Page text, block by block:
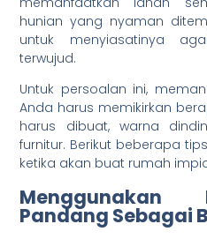
hunian yang nyaman
untuk menyiasatinya
terwujud.
Untuk persoalan ini,
Anda harus memikirkan
harus dibuat, warna
furnitur. Berikut beberapa
ketika akan buat rumah
Menggunakan
Pandang Sebagai